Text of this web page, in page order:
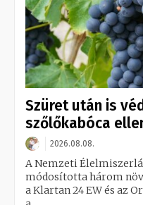
Szüret után is
szőlőkabóca
2026.08.08.
A Nemzeti
módosította három
a Klartan 24 EW és az